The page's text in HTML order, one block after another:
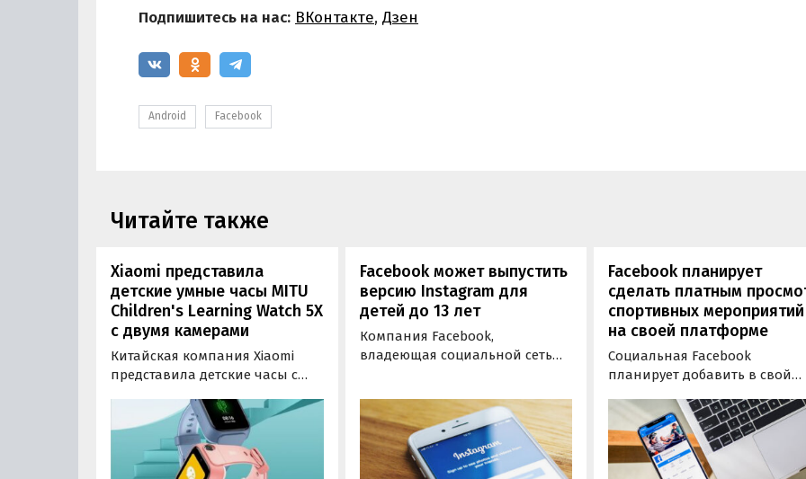
Подпишитесь на нас: ВКонтакте, Дзен
Android Facebook
Читайте также
Xiaomi представила
детские умные часы MITU
Children's Learning Watch 5X
с двумя камерами
Китайская компания Xiaomi
представила детские часы с
MITU Children's Learning Watch
5X оснащены 1,52-дюймовым
экраном Retina с разрешением
360×400 пикселей, который
Facebook может выпустить
версию Instagram для
детей до 13 лет
Компания Facebook,
владеющая социальной сетью
возрастом до 13 лет. Об этом
изданию BuzzFeed News
сообщил руководитель
Instagram Адам Моссери.
Facebook планирует
сделать платным
спортивных мероприятий
на своей платформе
Социальная Facebook
планирует добавить в свой
опцию оплаты за просмотр
спортивных соревнований.
Инициаторы данной бизнес-
идеи утверждают, что это